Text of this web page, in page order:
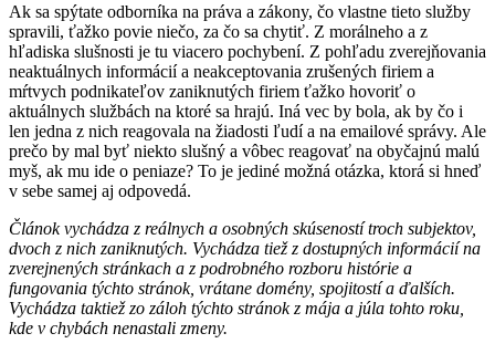
Ak sa spýtate odborníka na práva a zákony, čo vlastne tieto služby
spravili, ťažko povie niečo, za čo sa chytiť. Z morálneho a z
hľadiska slušnosti je tu viacero pochybení. Z pohľadu zverejňovania
neaktuálnych informácií a neakceptovania zrušených firiem a
mŕtvych podnikateľov zaniknutých firiem ťažko hovoriť o
aktuálnych službách na ktoré sa hrajú. Iná vec by bola, ak by čo i
len jedna z nich reagovala na žiadosti ľudí a na emailové správy. Ale
prečo by mal byť niekto slušný a vôbec reagovať na obyčajnú malú
myš, ak mu ide o peniaze? To je jediné možná otázka, ktorá si hneď
v sebe samej aj odpovedá.
Článok vychádza z reálnych a osobných skúseností troch subjektov,
dvoch z nich zaniknutých. Vychádza tiež z dostupných informácií na
zverejnených stránkach a z podrobného rozboru histórie a
fungovania týchto stránok, vrátane domény, spojitostí a ďalších.
Vychádza taktiež zo záloh týchto stránok z mája a júla tohto roku,
kde v chybách nenastali zmeny.